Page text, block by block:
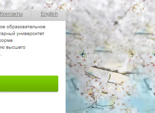
Контакты English